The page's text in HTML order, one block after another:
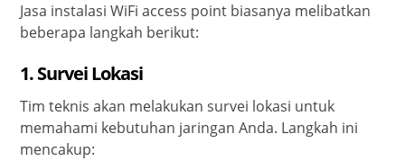
Jasa instalasi WiFi access point biasanya melibatkan
beberapa langkah berikut:
1. Survei Lokasi
Tim teknis akan melakukan survei lokasi untuk
memahami kebutuhan jaringan Anda. Langkah ini
mencakup: